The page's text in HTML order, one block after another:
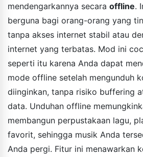
mendengarkannya secara offline.
berguna bagi orang-orang yang
tanpa akses internet stabil atau
internet yang terbatas. Mod ini
seperti itu karena Anda dapat
mode offline setelah mengunduh
diinginkan, tanpa risiko buffering
data. Unduhan offline
membangun perpustakaan lagu,
favorit, sehingga musik Anda
Anda pergi. Fitur ini menawarkan